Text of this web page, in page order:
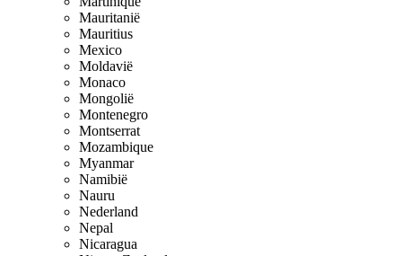
Mauritanië
Mauritius
Mexico
Moldavië
Monaco
Mongolië
Montenegro
Montserrat
Mozambique
Myanmar
Namibië
Nauru
Nederland
Nepal
Nicaragua